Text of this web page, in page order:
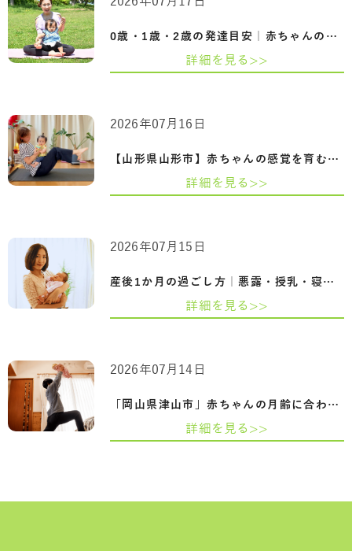
0歳・1歳・2歳の発達目安｜赤ちゃんの成長…
詳細を見る>>
【山形県山形市】赤ちゃんの感覚を育むふ…
2026年07月16日
詳細を見る>>
産後1か月の過ごし方｜悪露・授乳・寝不足…
2026年07月15日
詳細を見る>>
「岡山県津山市」赤ちゃんの月齢に合わせ…
2026年07月14日
詳細を見る>>